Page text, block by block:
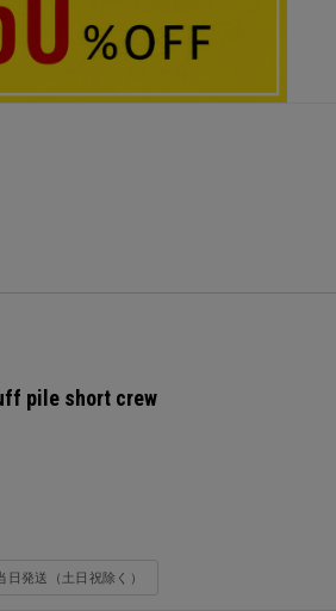
pile short crew
発送（土日祝除く）